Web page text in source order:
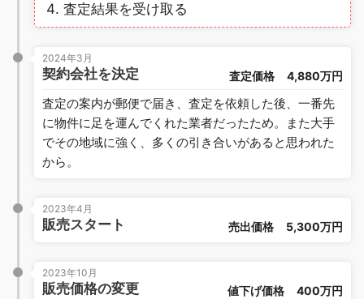
査定結果を受け取る
2024年3月
契約会社を決定 査定価格 4,880万円
査定の案内が郵便で届き、査定を依頼した後、一番先
に物件に足を運んでくれた業者だったため。また大手
でその地域に強く、多くの引き合いがあると思われた
から。
2023年4月
販売スタート 売出価格 5,300万円
2023年10月
販売価格の変更 値下げ価格 400万円